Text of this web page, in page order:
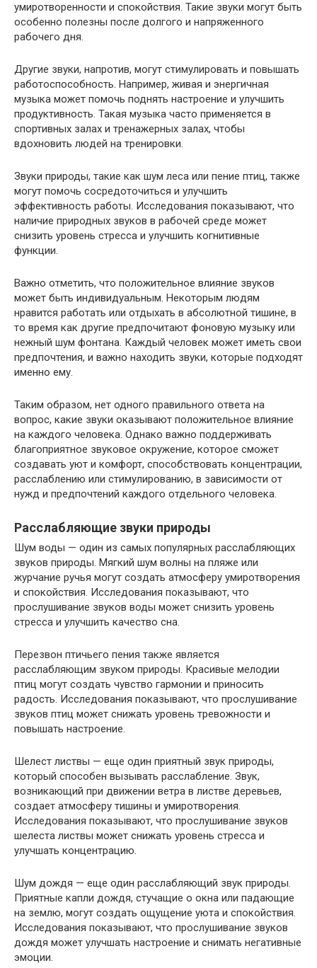
умиротворенности и спокойствия. Такие звуки могут быть
особенно полезны после долгого и напряженного
рабочего дня.
Другие звуки, напротив, могут стимулировать и повышать
работоспособность. Например, живая и энергичная
музыка может помочь поднять настроение и улучшить
продуктивность. Такая музыка часто применяется в
спортивных залах и тренажерных залах, чтобы
вдохновить людей на тренировки.
Звуки природы, такие как шум леса или пение птиц, также
могут помочь сосредоточиться и улучшить
эффективность работы. Исследования показывают, что
наличие природных звуков в рабочей среде может
снизить уровень стресса и улучшить когнитивные
функции.
Важно отметить, что положительное влияние звуков
может быть индивидуальным. Некоторым людям
нравится работать или отдыхать в абсолютной тишине, в
то время как другие предпочитают фоновую музыку или
нежный шум фонтана. Каждый человек может иметь свои
предпочтения, и важно находить звуки, которые подходят
именно ему.
Таким образом, нет одного правильного ответа на
вопрос, какие звуки оказывают положительное влияние
на каждого человека. Однако важно поддерживать
благоприятное звуковое окружение, которое сможет
создавать уют и комфорт, способствовать концентрации,
расслаблению или стимулированию, в зависимости от
нужд и предпочтений каждого отдельного человека.
Расслабляющие звуки природы
Шум воды — один из самых популярных расслабляющих
звуков природы. Мягкий шум волны на пляже или
журчание ручья могут создать атмосферу умиротворения
и спокойствия. Исследования показывают, что
прослушивание звуков воды может снизить уровень
стресса и улучшить качество сна.
Перезвон птичьего пения также является
расслабляющим звуком природы. Красивые мелодии
птиц могут создать чувство гармонии и приносить
радость. Исследования показывают, что прослушивание
звуков птиц может снижать уровень тревожности и
повышать настроение.
Шелест листвы — еще один приятный звук природы,
который способен вызывать расслабление. Звук,
возникающий при движении ветра в листве деревьев,
создает атмосферу тишины и умиротворения.
Исследования показывают, что прослушивание звуков
шелеста листвы может снижать уровень стресса и
улучшать концентрацию.
Шум дождя — еще один расслабляющий звук природы.
Приятные капли дождя, стучащие о окна или падающие
на землю, могут создать ощущение уюта и спокойствия.
Исследования показывают, что прослушивание звуков
дождя может улучшать настроение и снимать негативные
эмоции.